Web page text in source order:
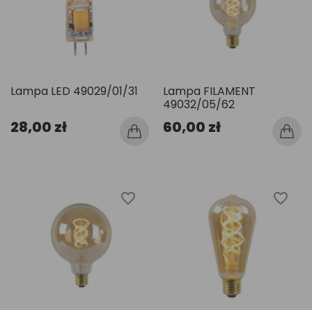
Lampa LED 49029/01/31
28,00 zł
Lampa FILAMENT
49032/05/62
60,00 zł
favorite_border favorite_border